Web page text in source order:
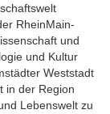
RheinMain-
und
und Kultur
Weststadt
in der Region
Lebenswelt zu